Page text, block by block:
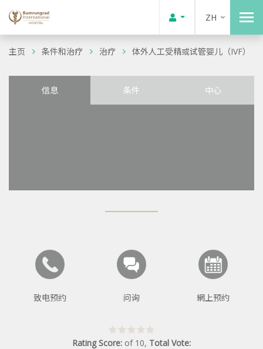
ZH
主页 条件和治疗 治疗 体外人工受精或试管婴儿（IVF）
信息 条件 中心
致电预约 问询 網上预约
Rating Score: of 10, Total Vote: